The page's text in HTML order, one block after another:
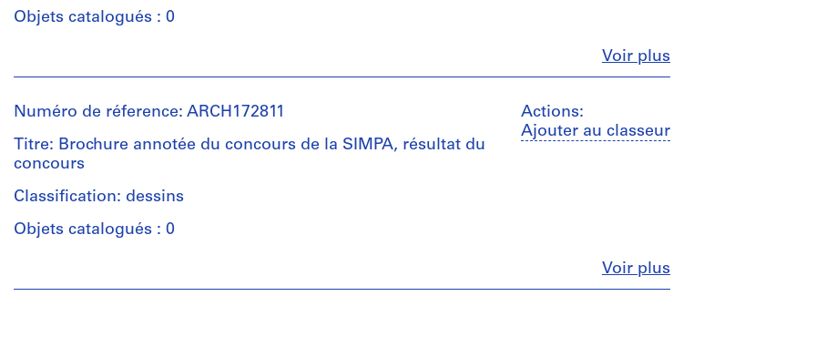
Quantité
2
Collation:
13
9
Dimensions:
Voir plusFermer
Objets catalogués : 0
et
institutions:
Jacques
Rousseau
(archive
Quantité
Actions:
Ajouter au classeur
Voir plusFermer
Numéro de réference: ARCH172811
Titre: Brochure annotée du concours de la SIMPA, résultat du
concours
Classification: dessins
Objets catalogués : 0
et